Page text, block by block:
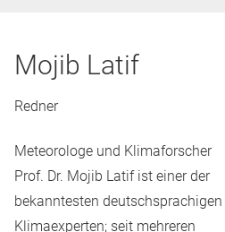
Mojib Latif
Redner
Meteorologe und Klimaforscher
Prof. Dr. Mojib Latif ist einer der
bekanntesten deutschsprachigen
Klimaexperten; seit mehreren